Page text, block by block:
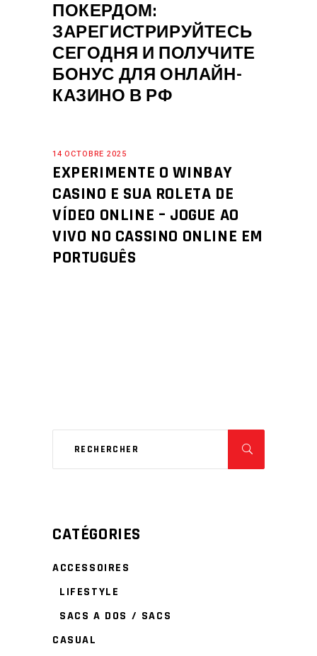
ПОКЕРДОМ:
ЗАРЕГИСТРИРУЙТЕСЬ
СЕГОДНЯ И ПОЛУЧИТЕ
БОНУС ДЛЯ ОНЛАЙН-
КАЗИНО В РФ
14 OCTOBRE 2025
EXPERIMENTE O WINBAY
CASINO E SUA ROLETA DE
VÍDEO ONLINE – JOGUE AO
VIVO NO CASSINO ONLINE EM
PORTUGUÊS
CATÉGORIES
ACCESSOIRES
LIFESTYLE
SACS A DOS / SACS
CASUAL